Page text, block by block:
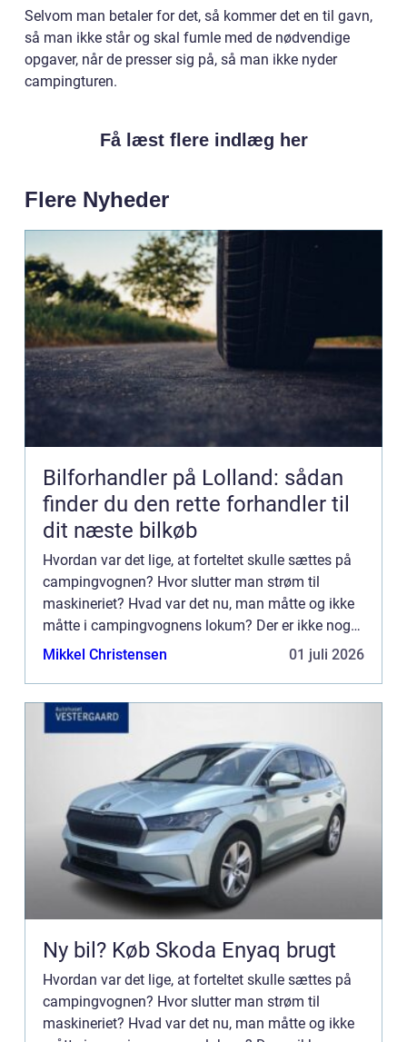
Selvom man betaler for det, så kommer det en til gavn,
så man ikke står og skal fumle med de nødvendige
opgaver, når de presser sig på, så man ikke nyder
campingturen.
Få læst flere indlæg her
Flere Nyheder
Bilforhandler på Lolland: sådan
finder du den rette forhandler til
dit næste bilkøb
Hvordan var det lige, at forteltet skulle sættes på
campingvognen? Hvor slutter man strøm til
maskineriet? Hvad var det nu, man måtte og ikke
måtte i campingvognens lokum? Der er ikke noget
værre, end hvis man som campist skal stå i
Mikkel Christensen 01 juli 2026
Ny bil? Køb Skoda Enyaq brugt
Hvordan var det lige, at forteltet skulle sættes på
campingvognen? Hvor slutter man strøm til
maskineriet? Hvad var det nu, man måtte og ikke